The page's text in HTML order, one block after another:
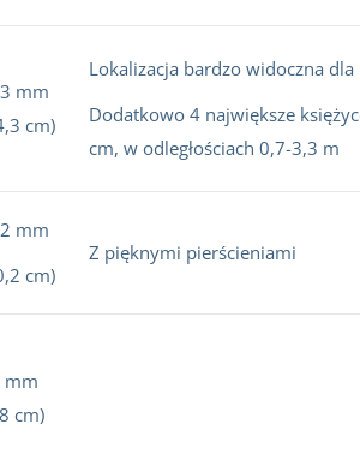
mm
cm)
Lokalizacja bardzo widoczna
Dodatkowo 4 największe
cm, w odległościach 0,7-3,3 m
mm
cm)
Z pięknymi pierścieniami
mm
cm)